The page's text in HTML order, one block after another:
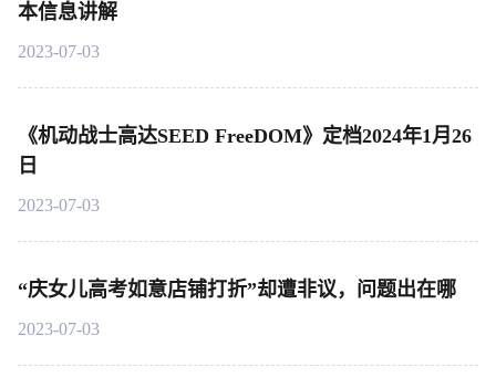
本信息讲解
2023-07-03
《机动战士高达SEED FreeDOM》定档2024年1月26
日
2023-07-03
“庆女儿高考如意店铺打折”却遭非议，问题出在哪
2023-07-03